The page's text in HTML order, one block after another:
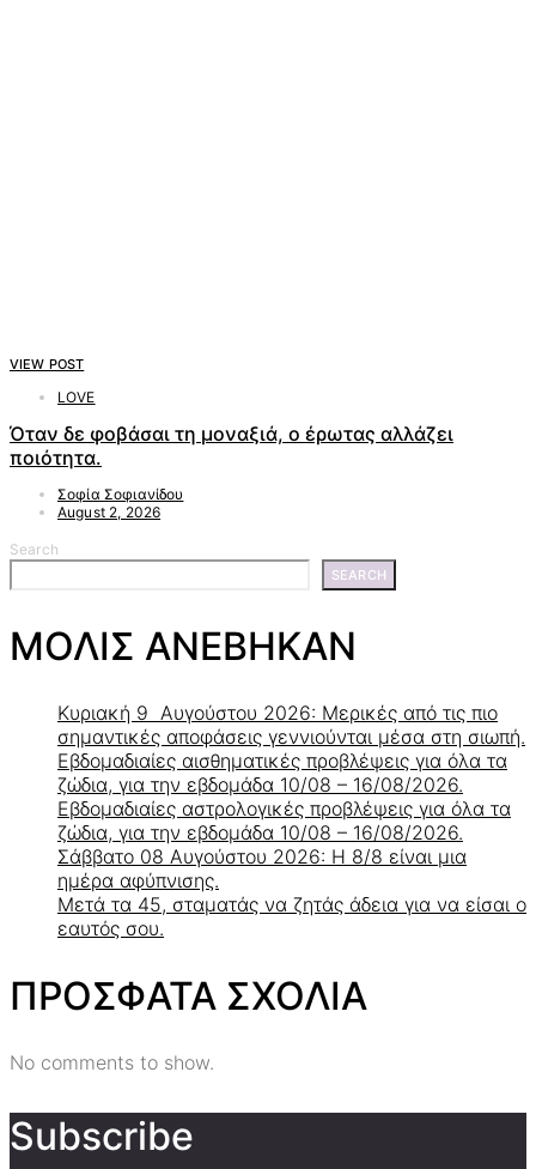
VIEW POST
LOVE
Όταν δε φοβάσαι τη μοναξιά, ο έρωτας αλλάζει
ποιότητα.
Σοφία Σοφιανίδου
August 2, 2026
Search
SEARCH
ΜΟΛΙΣ ΑΝΕΒΗΚΑΝ
Κυριακή 9 Αυγούστου 2026: Μερικές από τις πιο
σημαντικές αποφάσεις γεννιούνται μέσα στη σιωπή.
Εβδομαδιαίες αισθηματικές προβλέψεις για όλα τα
ζώδια, για την εβδομάδα 10/08 – 16/08/2026.
Εβδομαδιαίες αστρολογικές προβλέψεις για όλα τα
ζώδια, για την εβδομάδα 10/08 – 16/08/2026.
Σάββατο 08 Αυγούστου 2026: Η 8/8 είναι μια
ημέρα αφύπνισης.
Μετά τα 45, σταματάς να ζητάς άδεια για να είσαι ο
εαυτός σου.
ΠΡΟΣΦΑΤΑ ΣΧΟΛΙΑ
No comments to show.
Subscribe